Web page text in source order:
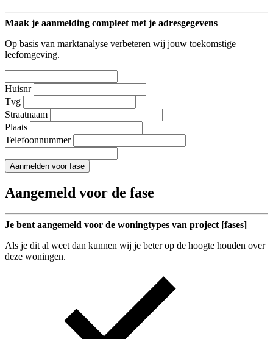
Maak je aanmelding compleet met je adresgegevens
Op basis van marktanalyse verbeteren wij jouw toekomstige
leefomgeving.
Huisnr
Tvg
Straatnaam
Plaats
Telefoonnummer
Aanmelden voor fase
Aangemeld voor de fase
Je bent aangemeld voor de woningtypes van project [fases]
Als je dit al weet dan kunnen wij je beter op de hoogte houden over
deze woningen.